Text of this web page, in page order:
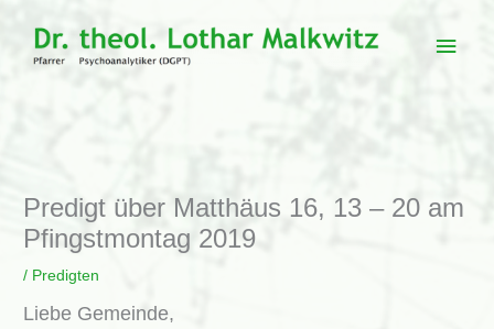
springen
Predigt über Matthäus 16, 13 – 20 am
Pfingstmontag 2019
/ Predigten
Liebe Gemeinde,